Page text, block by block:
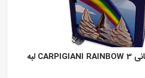
بستنی ساز کارپیجیانی CARPIGIANI RAINBOW 3 لبه